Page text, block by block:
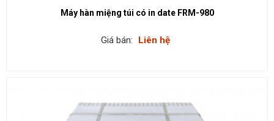
Máy hàn miệng túi có in date FRM-980
Giá bán: Liên hệ